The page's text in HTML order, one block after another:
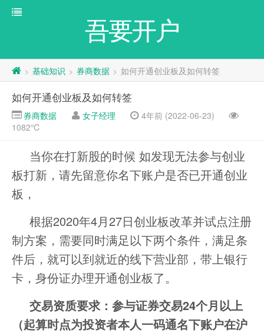
吾要开户
> 基础知识 > 券商数据 > 如何开通创业板及如何转签
如何开通创业板及如何转签
券商数据 女子经理
4年前 (2022-06-23)
1082℃
当你在打新股的时候 如发现无法参与创业
板打新，请先留意你名下账户是否已开通创业
板，
根据2020年4月27日创业板改革并试点注册
制方案，需要同时满足以下两个条件，满足条
件后，就可以到就近的线下营业部，带上银行
卡，身份证办理开通创业板了。
交易资质要求：参与证券交易24个月以上
（起算时点为投资者本人一码通名下账户在沪